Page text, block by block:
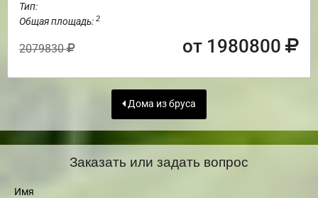
Тип:
Общая площадь: 2
2079830 от 1980800
Дома из бруса
Заказать или задать вопрос
Имя